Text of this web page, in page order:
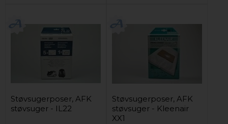
Støvsugerposer, AFK
støvsuger - IL22
Støvsugerposer, AFK
støvsuger - Kleenair
XX1